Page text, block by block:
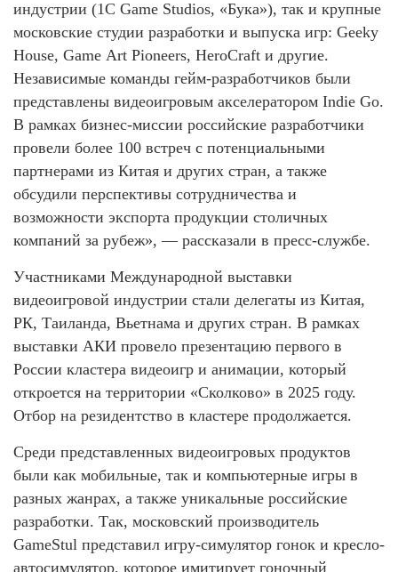
индустрии (1C Game Studios, «Бука»), так и крупные
московские студии разработки и выпуска игр: Geeky
House, Game Аrt Рioneers, HeroСraft и другие.
Независимые команды гейм-разработчиков были
представлены видеоигровым акселератором Indie Go.
В рамках бизнес-миссии российские разработчики
провели более 100 встреч с потенциальными
партнерами из Китая и других стран, а также
обсудили перспективы сотрудничества и
возможности экспорта продукции столичных
компаний за рубеж», — рассказали в пресс-службе.
Участниками Международной выставки
видеоигровой индустрии стали делегаты из Китая,
РК, Таиланда, Вьетнама и других стран. В рамках
выставки АКИ провело презентацию первого в
России кластера видеоигр и анимации, который
откроется на территории «Сколково» в 2025 году.
Отбор на резидентство в кластере продолжается.
Среди представленных видеоигровых продуктов
были как мобильные, так и компьютерные игры в
разных жанрах, а также уникальные российские
разработки. Так, московский производитель
GameStul представил игру-симулятор гонок и кресло-
автосимулятор, которое имитирует гоночный